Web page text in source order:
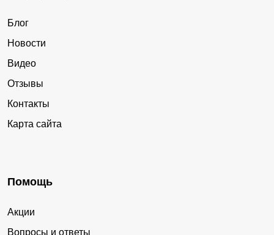
Блог
Новости
Видео
Отзывы
Контакты
Карта сайта
Помощь
Акции
Вопросы и ответы